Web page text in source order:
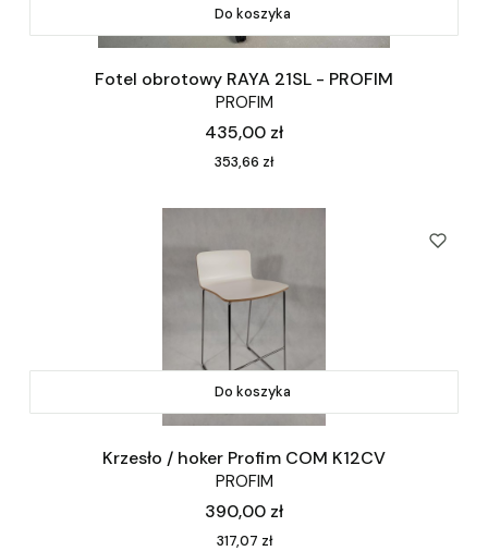
Do koszyka
Fotel obrotowy RAYA 21SL - PROFIM
PROFIM
Cena
435,00 zł
Cena
353,66 zł
Do koszyka
Krzesło / hoker Profim COM K12CV
PROFIM
Cena
390,00 zł
Cena
317,07 zł